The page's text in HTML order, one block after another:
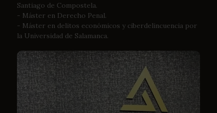
Santiago de Compostela.
- Máster en Derecho Penal.
- Máster en delitos económicos y ciberdelincuencia por
la Universidad de Salamanca.